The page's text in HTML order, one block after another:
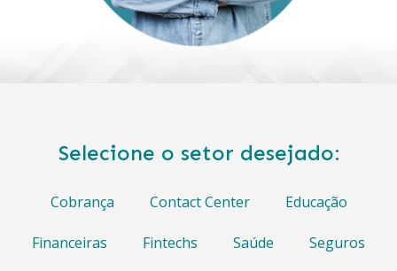
Selecione o setor desejado:
Cobrança Contact Center Educação
Financeiras Fintechs Saúde Seguros